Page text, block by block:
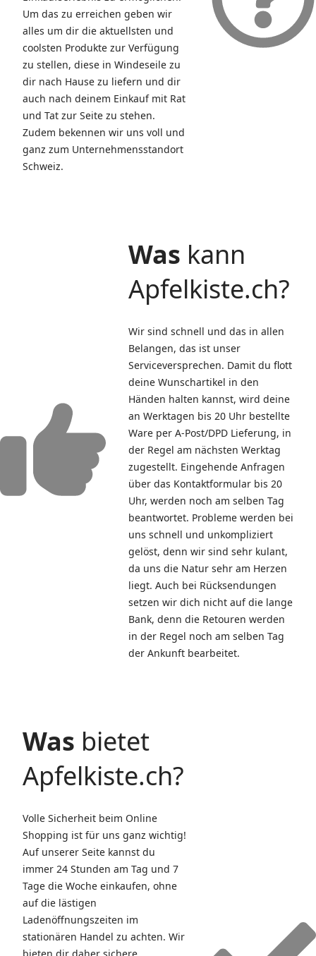
Um das zu erreichen geben wir
alles um dir die aktuellsten und
coolsten Produkte zur Verfügung
zu stellen, diese in Windeseile zu
dir nach Hause zu liefern und dir
auch nach deinem Einkauf mit Rat
und Tat zur Seite zu stehen.
Zudem bekennen wir uns voll und
ganz zum Unternehmensstandort
Schweiz.
Was kann
Apfelkiste.ch?
Wir sind schnell und das in allen
Belangen, das ist unser
Serviceversprechen. Damit du flott
deine Wunschartikel in den
Händen halten kannst, wird deine
an Werktagen bis 20 Uhr bestellte
Ware per A-Post/DPD Lieferung, in
der Regel am nächsten Werktag
zugestellt. Eingehende Anfragen
über das Kontaktformular bis 20
Uhr, werden noch am selben Tag
beantwortet. Probleme werden bei
uns schnell und unkompliziert
gelöst, denn wir sind sehr kulant,
da uns die Natur sehr am Herzen
liegt. Auch bei Rücksendungen
setzen wir dich nicht auf die lange
Bank, denn die Retouren werden
in der Regel noch am selben Tag
der Ankunft bearbeitet.
Was bietet
Apfelkiste.ch?
Volle Sicherheit beim Online
Shopping ist für uns ganz wichtig!
Auf unserer Seite kannst du
immer 24 Stunden am Tag und 7
Tage die Woche einkaufen, ohne
auf die lästigen
Ladenöffnungszeiten im
stationären Handel zu achten. Wir